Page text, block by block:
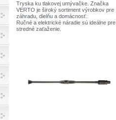
Tryska ku tlakovej umývačke. Značka
VERTO je široký sortiment výrobkov pre
záhradu, dielňu a domácnosť.
Ručné a elektrické náradie sú ideálne pre
stredné zaťaženie.